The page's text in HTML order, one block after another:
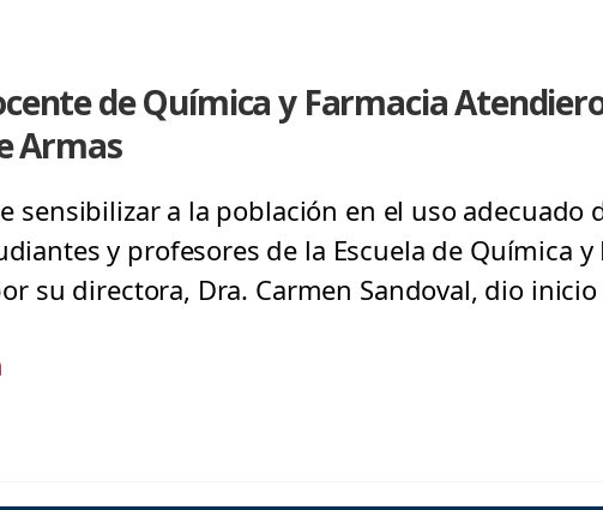
de Química y Farmacia
Armas
sensibilizar a la población en el uso adecuado
y profesores de la Escuela de Química y
su directora, Dra. Carmen Sandoval, dio inicio